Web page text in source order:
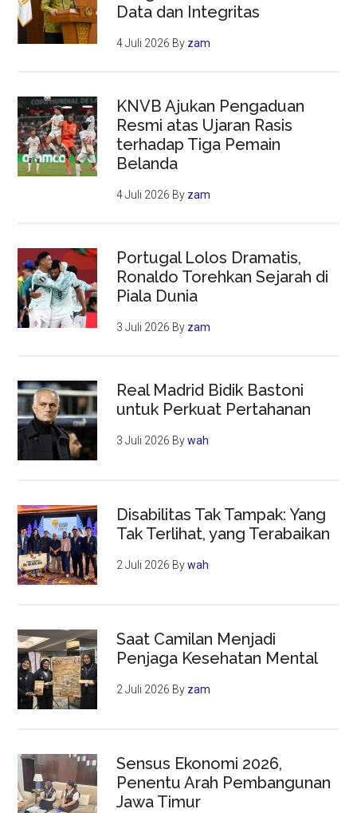
Data dan Integritas
4 Juli 2026 By zam
KNVB Ajukan Pengaduan
Resmi atas Ujaran Rasis
terhadap Tiga Pemain
Belanda
4 Juli 2026 By zam
Portugal Lolos Dramatis,
Ronaldo Torehkan Sejarah di
Piala Dunia
3 Juli 2026 By zam
Real Madrid Bidik Bastoni
untuk Perkuat Pertahanan
3 Juli 2026 Bywah
Disabilitas Tak Tampak: Yang
Tak Terlihat, yang Terabaikan
2 Juli 2026 Bywah
Saat Camilan Menjadi
Penjaga Kesehatan Mental
2 Juli 2026 By zam
Sensus Ekonomi 2026,
Penentu Arah Pembangunan
Jawa Timur